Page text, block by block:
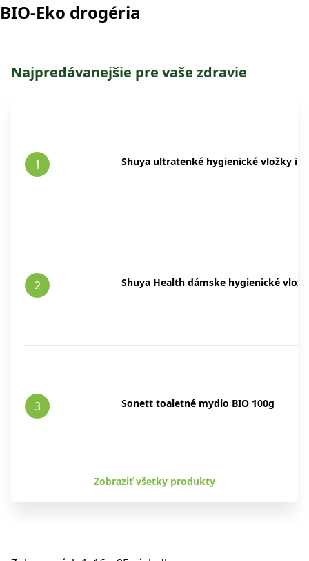
BIO-Eko drogéria
Najpredávanejšie pre vaše zdravie
1 Shuya ultratenké hygienické vložky
2 Shuya Health dámske hygienické
3 Sonett toaletné mydlo BIO 100g
Zobraziť všetky produkty